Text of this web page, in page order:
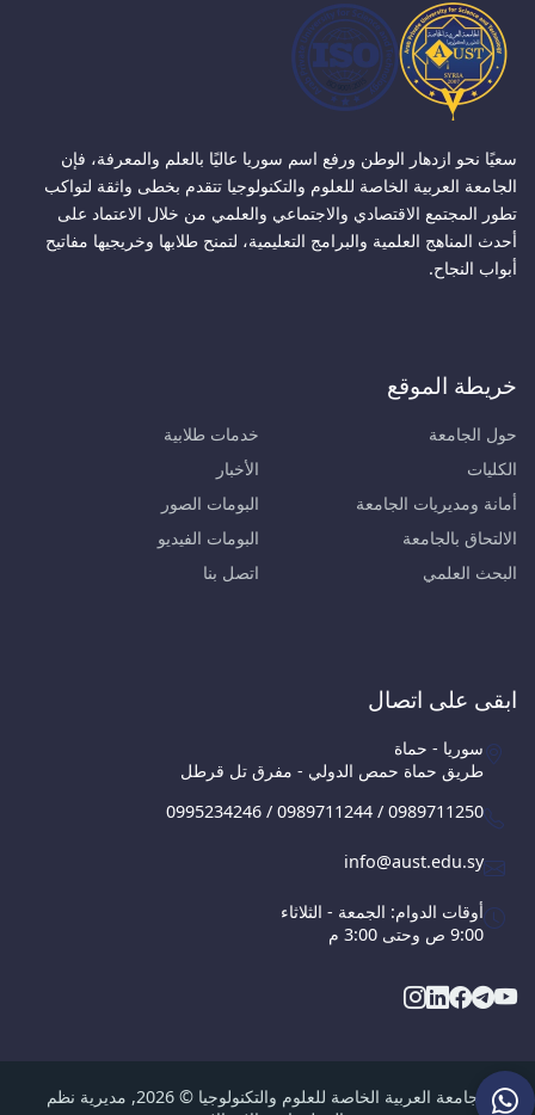
سعيًا نحو ازدهار الوطن ورفع اسم سوريا عاليًا بالعلم والمعرفة، فإن
الجامعة العربية الخاصة للعلوم والتكنولوجيا تتقدم بخطى واثقة لتواكب
تطور المجتمع الاقتصادي والاجتماعي والعلمي من خلال الاعتماد على
أحدث المناهج العلمية والبرامج التعليمية، لتمنح طلابها وخريجيها مفاتيح
أبواب النجاح.
خريطة الموقع
حول الجامعة
الكليات
أمانة ومديريات الجامعة
الالتحاق بالجامعة
البحث العلمي
خدمات طلابية
الأخبار
البومات الصور
البومات الفيديو
اتصل بنا
ابقى على اتصال
سوريا - حماة
طريق حماة حمص الدولي - مفرق تل قرطل
0995234246 / 0989711244 / 0989711250
info@aust.edu.sy
أوقات الدوام: الجمعة - الثلاثاء
9:00 ص وحتى 3:00 م
الجامعة العربية الخاصة للعلوم والتكنولوجيا © 2026, مديرية نظم